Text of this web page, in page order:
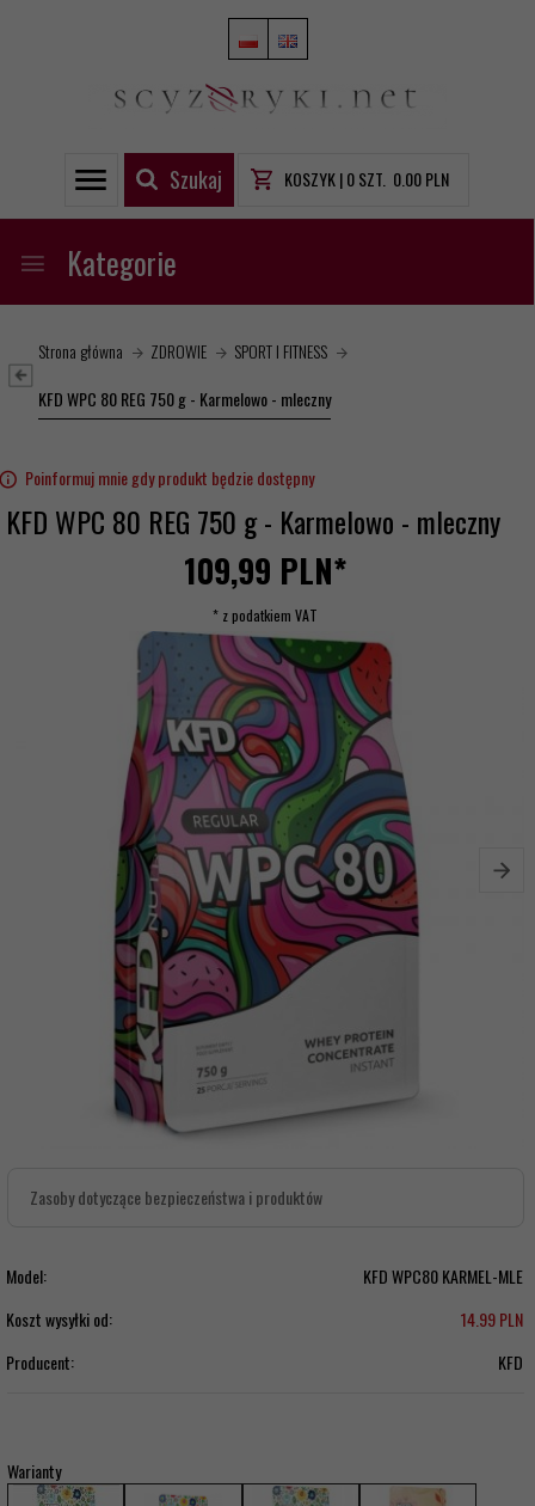
Szukaj KOSZYK |0SZT. 0.00PLN
Kategorie
Strona główna ZDROWIE
SPORT I FITNESS
KFD WPC 80 REG 750 g - Karmelowo - mleczny
Poinformuj mnie gdy produkt będzie dostępny
KFD WPC 80 REG 750 g - Karmelowo - mleczny
109,99 PLN*
* z podatkiem VAT
Zasoby dotyczące bezpieczeństwa i produktów
Model:
KFD WPC80 KARMEL-MLE
Koszt wysyłki od:
14.99 PLN
Producent:
KFD
Warianty